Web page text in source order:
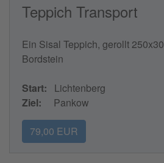
Teppich Transport
Ein Sisal Teppich, gerollt
Bordstein
Start: Lichtenberg
Ziel: Pankow
79,00 EUR